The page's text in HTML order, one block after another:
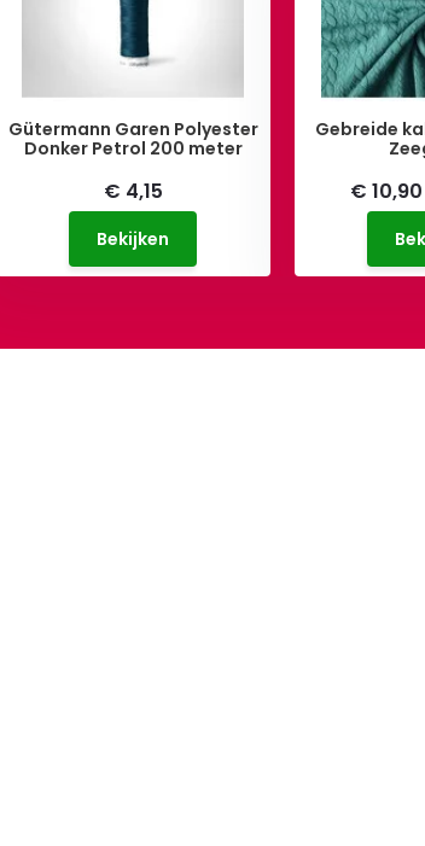
Gütermann Garen Polyester
Donker Petrol 200 meter
€ 4,15
Bekijken
Gebreide
€ 10,90